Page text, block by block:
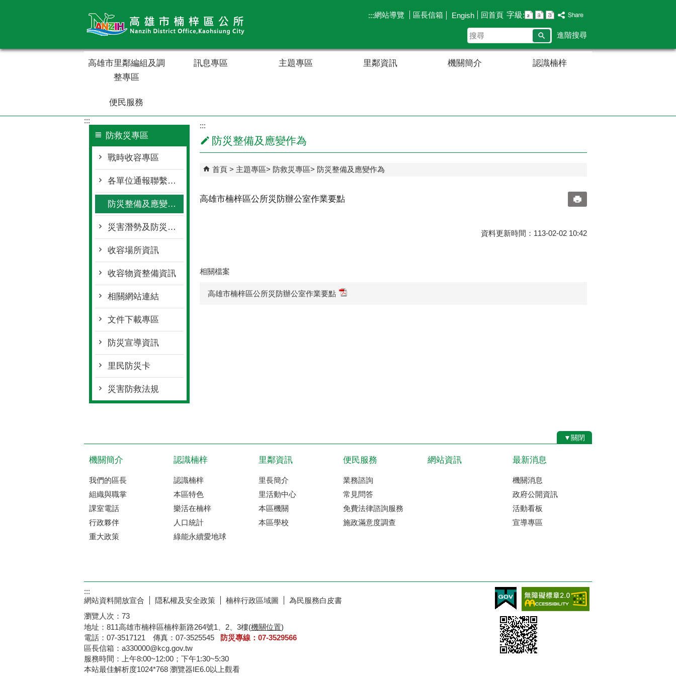
:::網站導覽 區長信箱 Engish 回首頁 字級:
搜
尋
進階搜尋
高雄市里鄰編組及調
整專區
訊息專區 主題專區 里鄰資訊 機關簡介 認識楠梓
便民服務
:::
防救災專區
戰時收容專區
各單位通報聯繫窗口
防災整備及應變作為
災害潛勢及防災地圖檔案
收容場所資訊
收容物資整備資訊
相關網站連結
文件下載專區
防災宣導資訊
里民防災卡
災害防救法規
:::
防災整備及應變作為
首頁 主題專區 防救災專區 防災整備及應變作為
高雄市楠梓區公所災防辦公室作業要點
資料更新時間：113-02-02 10:42
相關檔案
高雄市楠梓區公所災防辦公室作業要點
▼關閉
機關簡介
我們的區長
組織與職掌
課室電話
行政夥伴
重大政策
認識楠梓
認識楠梓
本區特色
樂活在楠梓
人口統計
綠能永續愛地球
里鄰資訊
里長簡介
里活動中心
本區機關
本區學校
便民服務
業務諮詢
常見問答
免費法律諮詢服務
施政滿意度調查
網站資訊 最新消息
機關消息
政府公開資訊
活動看板
宣導專區
:::
網站資料開放宣合
隠私權及安全政策 楠梓行政區域圖
為民服務白皮書
瀏覽人次： 73
地址：811高雄市楠梓區楠梓新路264號1、2、3樓(機關位置)
電話：07-3517121 傳真：07-3525545
防災專線：07-3529566
區長信箱：a330000@kcg.gov.tw
服務時間：上午8:00~12:00；下午1:30~5:30
本站最佳解析度1024*768 瀏覽器IE6.0以上觀看